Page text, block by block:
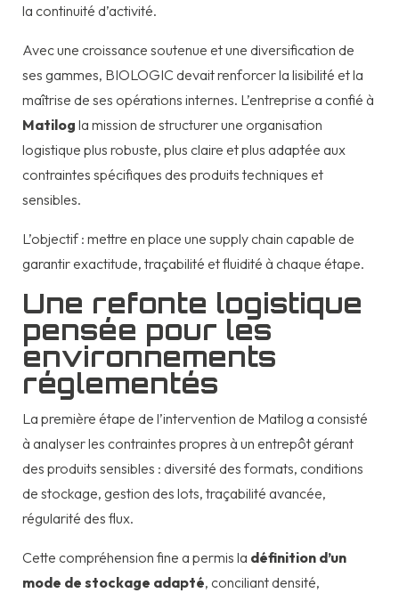
la continuité d’activité.
Avec une croissance soutenue et une diversification de
ses gammes, BIOLOGIC devait renforcer la lisibilité et la
maîtrise de ses opérations internes. L’entreprise a confié à
Matilog la mission de structurer une organisation
logistique plus robuste, plus claire et plus adaptée aux
contraintes spécifiques des produits techniques et
sensibles.
L’objectif : mettre en place une supply chain capable de
garantir exactitude, traçabilité et fluidité à chaque étape.
Une refonte logistique
pensée pour les
environnements
réglementés
La première étape de l’intervention de Matilog a consisté
à analyser les contraintes propres à un entrepôt gérant
des produits sensibles : diversité des formats, conditions
de stockage, gestion des lots, traçabilité avancée,
régularité des flux.
Cette compréhension fine a permis la définition d’un
mode de stockage adapté, conciliant densité,